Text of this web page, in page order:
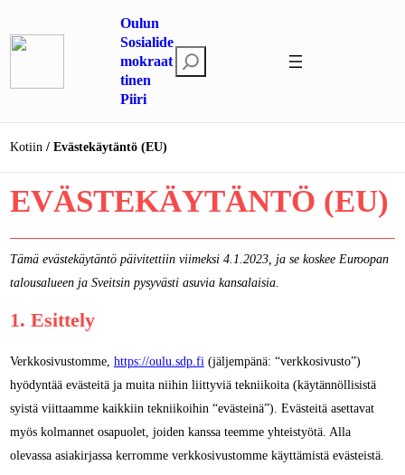
sisältöön
Oulun
Sosialide
mokraat
tinen
Piiri
t
i
Kotiin Evästekäytäntö (EU)
EVÄSTEKÄYTÄNTÖ (EU)
Tämä evästekäytäntö päivitettiin viimeksi 4.1.2023, ja se koskee Euroopan
talousalueen ja Sveitsin pysyvästi asuvia kansalaisia.
1. Esittely
Verkkosivustomme, https://oulu.sdp.fi(jäljempänä: “verkkosivusto”)
hyödyntää evästeitä ja muita niihin liittyviä tekniikoita (käytännöllisistä
syistä viittaamme kaikkiin tekniikoihin “evästeinä”). Evästeitä asettavat
myös kolmannet osapuolet, joiden kanssa teemme yhteistyötä. Alla
olevassa asiakirjassa kerromme verkkosivustomme käyttämistä evästeistä.